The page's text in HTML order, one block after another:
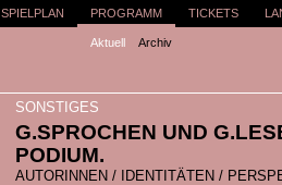
SPIELPLAN PROGRAMM
Aktuell Archiv
TICKETS
SONSTIGES
G.SPROCHEN UND
PODIUM.
AUTORINNEN / IDENTITÄTEN /